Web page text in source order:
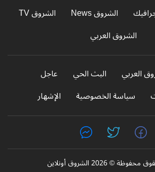
الشروق News
الشروق TV
الشروق العربي
العربي البث الحي
عاجل
سياسة الخصوصية الإشهار
© 2026 الشروق أونلاين